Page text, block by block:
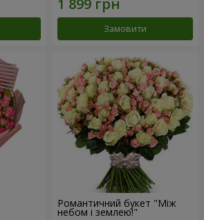
Замовити
Романтичний букет "Між
небом і землею!"